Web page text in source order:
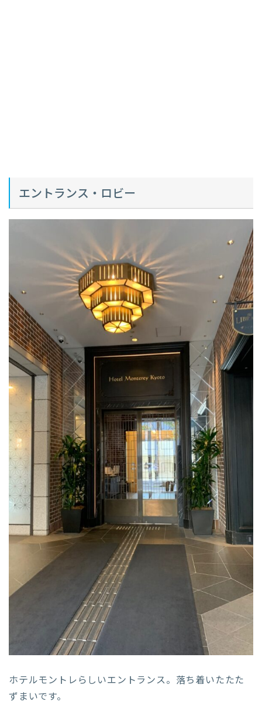
エントランス・ロビー
ホテルモントレらしいエントランス。落ち着いたたた
ずまいです。